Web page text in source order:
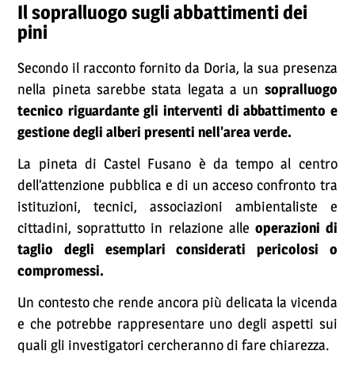
Il sopralluogo sugli abbattimenti dei
pini
Secondo il racconto fornito da Doria, la sua presenza
nella pineta sarebbe stata legata a un sopralluogo
tecnico riguardante gli interventi di abbattimento e
gestione degli alberi presenti nell’area verde.
La pineta di Castel Fusano è da tempo al centro
dell’attenzione pubblica e di un acceso confronto tra
istituzioni, tecnici, associazioni ambientaliste e
cittadini, soprattutto in relazione alle operazioni di
taglio degli esemplari considerati pericolosi o
compromessi.
Un contesto che rende ancora più delicata la vicenda
e che potrebbe rappresentare uno degli aspetti sui
quali gli investigatori cercheranno di fare chiarezza.